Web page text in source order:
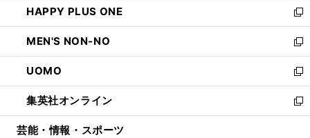
く
で
開
く
ド
ウ
で
開
く
ィ
ン
ド
ウ
で
開
く
い
ウ
ィ
ン
ド
ウ
で
開
HAPPY PLUS ONE
新
し
い
ウ
ィ
ン
ド
ウ
MEN'S NON-NO
新
し
い
ウ
ィ
ン
UOMO
新
し
い
ウ
集英社オンライン
新
し
芸能・情報・スポーツ